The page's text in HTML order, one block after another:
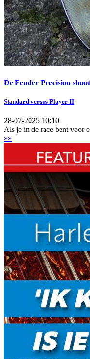
De Fender Precision
Standard versus Player II
28-07-2025 10:10
Als je in de race bent voor
»»